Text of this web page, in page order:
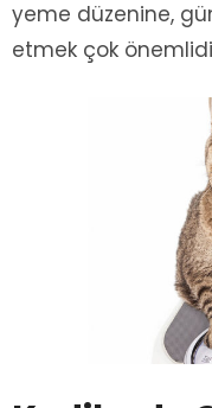
yeme düzenine,
etmek çok